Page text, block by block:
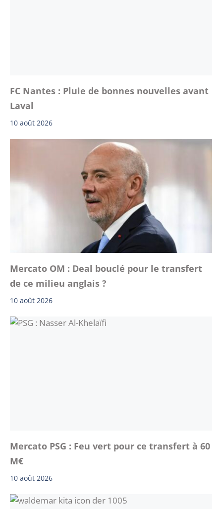
FC Nantes : Pluie de bonnes nouvelles avant
Laval
10 août 2026
Mercato OM : Deal bouclé pour le transfert
de ce milieu anglais ?
10 août 2026
Mercato PSG : Feu vert pour ce transfert à 60
M€
10 août 2026